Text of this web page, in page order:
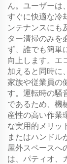
ん。ユーザーは
すぐに快適な冷
ンテナンスにも
ター清掃のみを
ず、誰でも簡単
向上します。エ
加えると同時に
家族や従業員の
す。運転時の騒
であるため、機
産性の高い作業
な実用的メリッ
またはハンドル
屋外スペースへ
は、パティオ、